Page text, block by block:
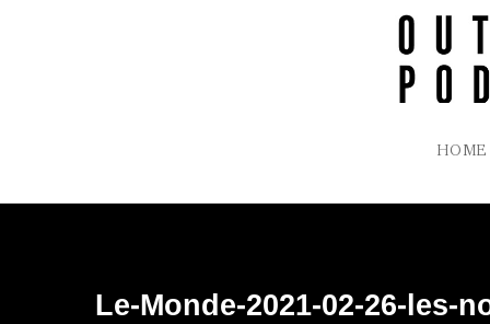
HOME
Le-Monde-2021-02-26-les-